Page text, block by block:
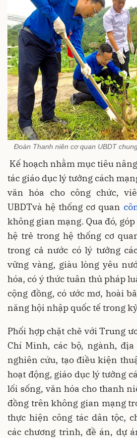
Đoàn Thanh niên cơ quan UBDT
Kế hoạch nhằm mục tiêu
tác giáo dục lý tưởng cách
văn hóa cho công chức,
UBDTvà hệ thống cơ quan
không gian mạng. Qua đó,
hệ trẻ trong hệ thống cơ
trong cả nước có lý tưởng
vững vàng, giàu lòng yêu
hóa, có ý thức tuân thủ pháp
cộng đồng, có ước mơ, hoài
năng hội nhập quốc tế trong
Phối hợp chặt chẽ với Trung
Chí Minh, các bộ, ngành,
nghiên cứu, tạo điều kiện
hoạt động, giáo dục lý tưởng
lối sống, văn hóa cho thanh
đồng trên không gian mạng
thực hiện công tác dân tộc,
các chương trình, đề án, dự